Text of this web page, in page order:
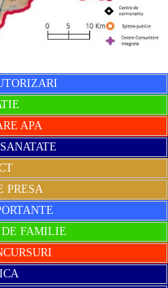
APA
PRESA
FAMILIE